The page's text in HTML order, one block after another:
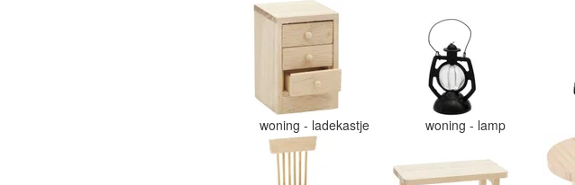
woning - ladekastje woning - lamp